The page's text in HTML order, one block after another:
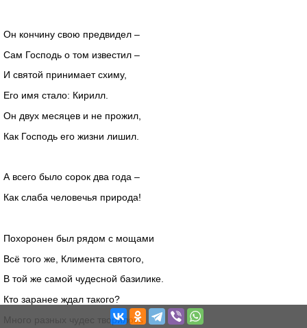
Он кончину свою предвидел –
Сам Господь о том известил –
И святой принимает схиму,
Его имя стало: Кирилл.
Он двух месяцев и не прожил,
Как Господь его жизни лишил.
А всего было сорок два года –
Как слаба человечья природа!
Похоронен был рядом с мощами
Всё того же, Климента святого,
В той же самой чудесной базилике.
Кто заранее ждал такого?
Много разных чудес творилось